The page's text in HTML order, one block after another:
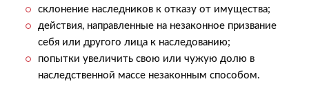
склонение наследников к отказу от имущества;
действия, направленные на незаконное призвание
себя или другого лица к наследованию;
попытки увеличить свою или чужую долю в
наследственной массе незаконным способом.